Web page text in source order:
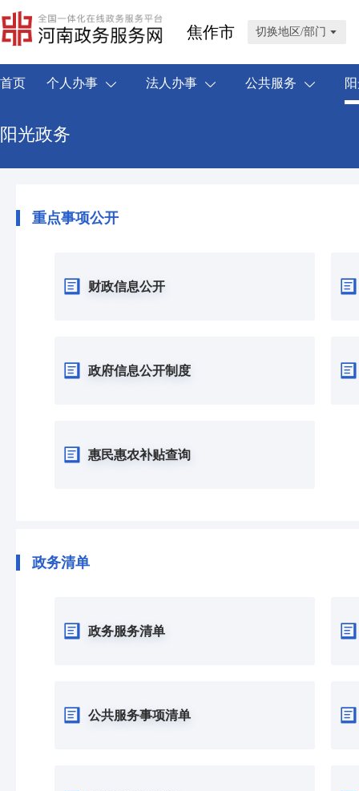
焦作市 切换地区/部门
首页 个人办事 法人办事 公共服务
阳光政务
重点事项公开
财政信息公开
政府信息公开制度
惠民惠农补贴查询
政务清单
政务服务清单
公共服务事项清单